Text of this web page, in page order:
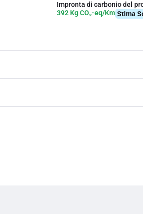
Impronta di carbonio del
392 Kg CO₂-eq/Km Stima